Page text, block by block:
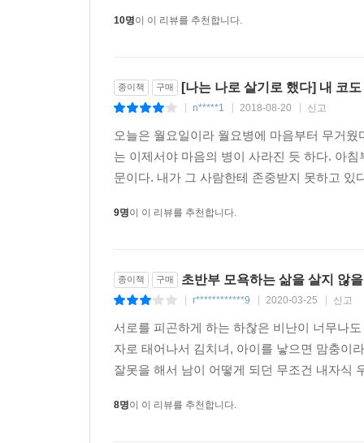
10명이 이 리뷰를 추천합니다.
종이책 구매 [나는 나로 살기로 했다] 내 코
n*****1 2018-08-20 신고
오늘은 월요일이라 월요병에 마음부터 무거
는 이제서야 마음의 병이 사라진 듯 하다. 아
문이다. 내가 그 사람한테 존중받지 못하고
9명이 이 리뷰를 추천합니다.
종이책 구매 초반부 모욕하는 삶을 살지 않
r************9 2020-03-25 신고
서로를 피곤하게 하는 하찮은 비난이 너무나
자로 태어나서 김치녀, 아이를 낳으면 맘충이
잘못을 해서 남이 어떻게 되던 무조건 내자식
8명이 이 리뷰를 추천합니다.